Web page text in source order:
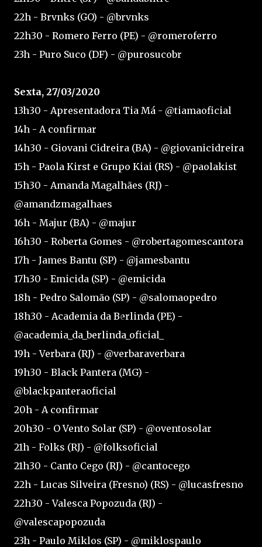
22h - Brvnks (GO) - @brvnks
22h30 - Romero Ferro (PE) - @romeroferro
23h - Puro Suco (DF) - @purosucobr
Sexta, 27/03/2020
13h30 - Apresentadora Tia Má - @tiamaoficial
14h - A confirmar
14h30 - Giovani Cidreira (BA) - @giovanicidreira
15h - Paola Kirst e Grupo Kiai (RS) - @paolakist
15h30 - Amanda Magalhães (RJ) -
@amandzmagalhaes
16h - Majur (BA) - @majur
16h30 - Roberta Gomes - @robertagomescantora
17h - James Bantu (SP) - @jamesbantu
17h30 - Emicida (SP) - @emicida
18h - Pedro Salomão (SP) - @salomaopedro
18h30 - Academia da Berlinda (PE) -
@academia_da_berlinda_oficial_
19h - Verbara (RJ) - @verbaraverbara
19h30 - Black Pantera (MG) -
@blackpanteraoficial
20h - A confirmar
20h30 - O Vento Solar (SP) - @oventosolar
21h - Folks (RJ) - @folksoficial
21h30 - Canto Cego (RJ) - @cantocego
22h - Lucas Silveira (Fresno) (RS) - @lucasfresno
22h30 - Valesca Popozuda (RJ) -
@valescapopozuda
23h - Paulo Miklos (SP) - @miklospaulo